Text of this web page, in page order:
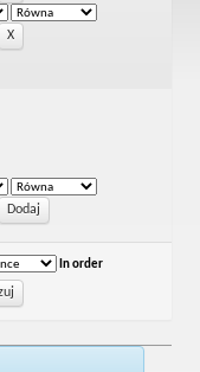
In order